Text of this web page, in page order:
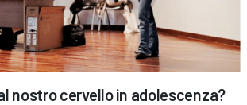
nostro cervello in adolescenza?